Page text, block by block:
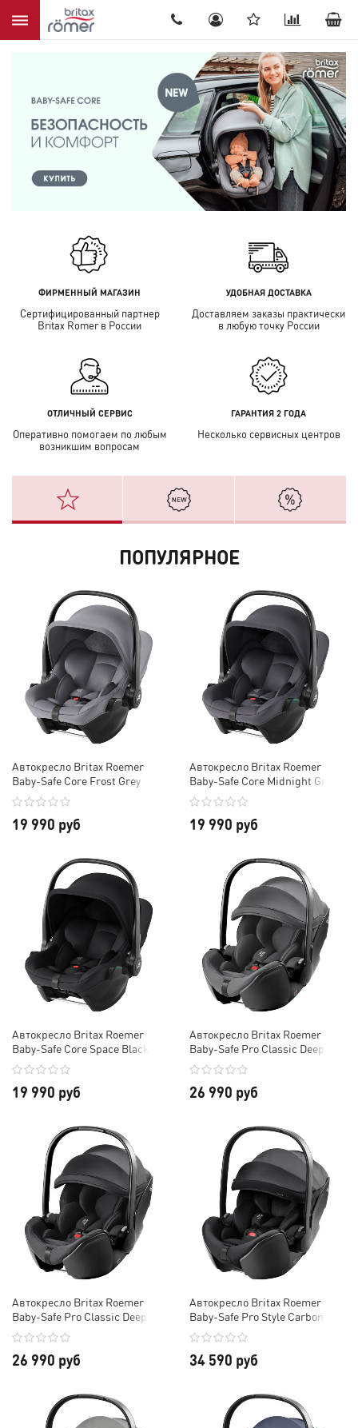
8(905) 536-52-22
ФИРМЕННЫЙ МАГАЗИН
Сертифицированный партнер
Britax Romer в России
УДОБНАЯ ДОСТАВКА
Доставляем заказы практически
в любую точку России
ОТЛИЧНЫЙ СЕРВИС
Оперативно помогаем по любым
возникшим вопросам
ГАРАНТИЯ 2 ГОДА
Несколько сервисных центров
ПОПУЛЯРНОЕ
Автокресло Britax Roemer
Baby-Safe Core Frost Grey
19 990 руб
Автокресло Britax Roemer
Baby-Safe Core Midnight Grey
19 990 руб
Автокресло Britax Roemer
Baby-Safe Core Space Black
19 990 руб
Автокресло Britax Roemer
Baby-Safe Pro Classic Deep
Grey
26 990 руб
Автокресло Britax Roemer
Baby-Safe Pro Classic Deep
Black
26 990 руб
Автокресло Britax Roemer
Baby-Safe Pro Style Carbon
Black
34 590 руб